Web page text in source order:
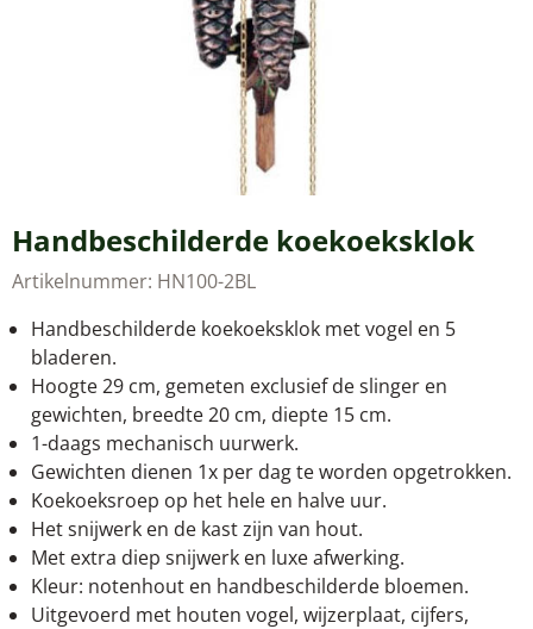
Handbeschilderde koekoeksklok
Artikelnummer: HN100-2BL
Handbeschilderde koekoeksklok met vogel en 5
bladeren.
Hoogte 29 cm, gemeten exclusief de slinger en
gewichten, breedte 20 cm, diepte 15 cm.
1-daags mechanisch uurwerk.
Gewichten dienen 1x per dag te worden opgetrokken.
Koekoeksroep op het hele en halve uur.
Het snijwerk en de kast zijn van hout.
Met extra diep snijwerk en luxe afwerking.
Kleur: notenhout en handbeschilderde bloemen.
Uitgevoerd met houten vogel, wijzerplaat, cijfers,